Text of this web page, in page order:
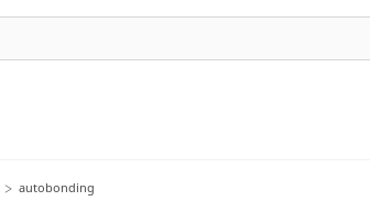
autobonding